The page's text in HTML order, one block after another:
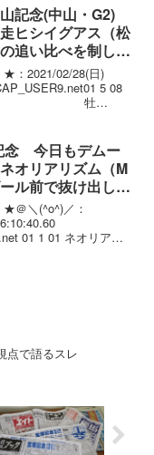
山記念(中山・G2)
ヒシイグアス（松
追い比べを制し4
ト騎乗4着
：2021/02/28(日)
5 08
アス 牡
念 今日もデムー
オリアリズム（M
ル前で抜け出して
＠＼(^o^)／：
01 1 01 ネオリアリ
点で語るスレ